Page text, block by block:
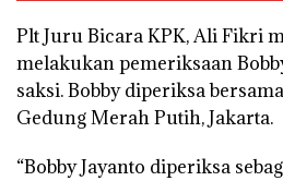
Plt Juru Bicara KPK, Ali Fikri
melakukan pemeriksaan
saksi. Bobby diperiksa
Gedung Merah Putih, Jakarta.
“Bobby Jayanto diperiksa